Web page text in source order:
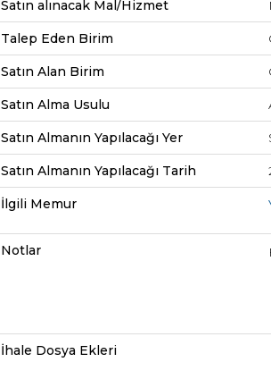
Satın alınacak Mal/Hizmet
Talep Eden Birim
Satın Alan Birim
Satın Alma Usulu
Satın Almanın Yapılacağı Yer
Satın Almanın Yapılacağı Tarih
İlgili Memur
Notlar
İhale Dosya Ekleri